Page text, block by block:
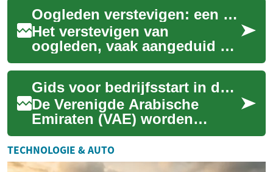
organen die zu...
Oogleden verstevigen: een gedetailleerde gids
Het verstevigen van
oogleden, vaak aangeduid als
blefaroplastiek, is een
esthetische ingreep die wordt
overwogen door...
Gids voor bedrijfsstart in de VAE
De Verenigde Arabische
Emiraten (VAE) worden
wereldwijd erkend als een
dynamisch knooppunt voor
zaken en investeringe...
TECHNOLOGIE & AUTO